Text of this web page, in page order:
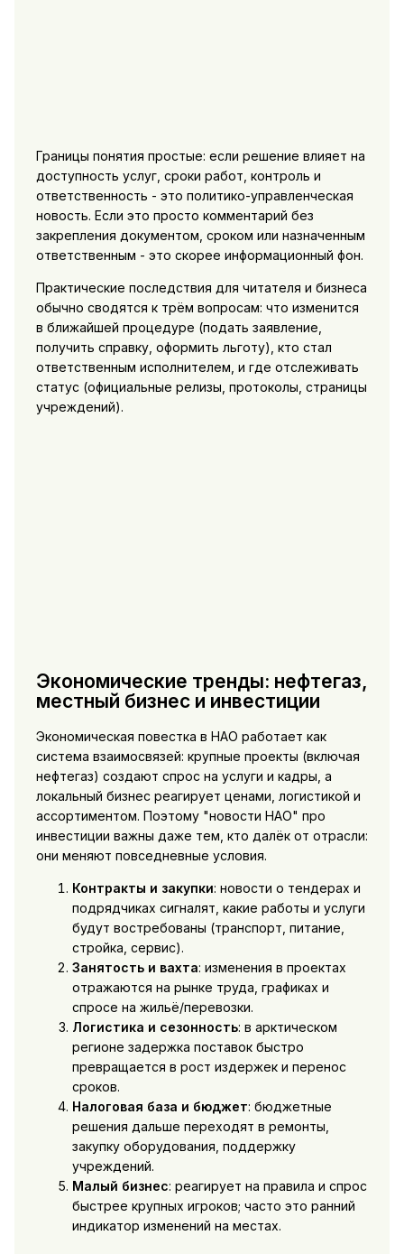
Границы понятия простые: если решение влияет на
доступность услуг, сроки работ, контроль и
ответственность - это политико-управленческая
новость. Если это просто комментарий без
закрепления документом, сроком или назначенным
ответственным - это скорее информационный фон.
Практические последствия для читателя и бизнеса
обычно сводятся к трём вопросам: что изменится
в ближайшей процедуре (подать заявление,
получить справку, оформить льготу), кто стал
ответственным исполнителем, и где отслеживать
статус (официальные релизы, протоколы, страницы
учреждений).
Экономические тренды: нефтегаз,
местный бизнес и инвестиции
Экономическая повестка в НАО работает как
система взаимосвязей: крупные проекты (включая
нефтегаз) создают спрос на услуги и кадры, а
локальный бизнес реагирует ценами, логистикой и
ассортиментом. Поэтому "новости НАО" про
инвестиции важны даже тем, кто далёк от отрасли:
они меняют повседневные условия.
Контракты и закупки: новости о тендерах и
подрядчиках сигналят, какие работы и услуги
будут востребованы (транспорт, питание,
стройка, сервис).
Занятость и вахта: изменения в проектах
отражаются на рынке труда, графиках и
спросе на жильё/перевозки.
Логистика и сезонность: в арктическом
регионе задержка поставок быстро
превращается в рост издержек и перенос
сроков.
Налоговая база и бюджет: бюджетные
решения дальше переходят в ремонты,
закупку оборудования, поддержку
учреждений.
Малый бизнес: реагирует на правила и спрос
быстрее крупных игроков; часто это ранний
индикатор изменений на местах.